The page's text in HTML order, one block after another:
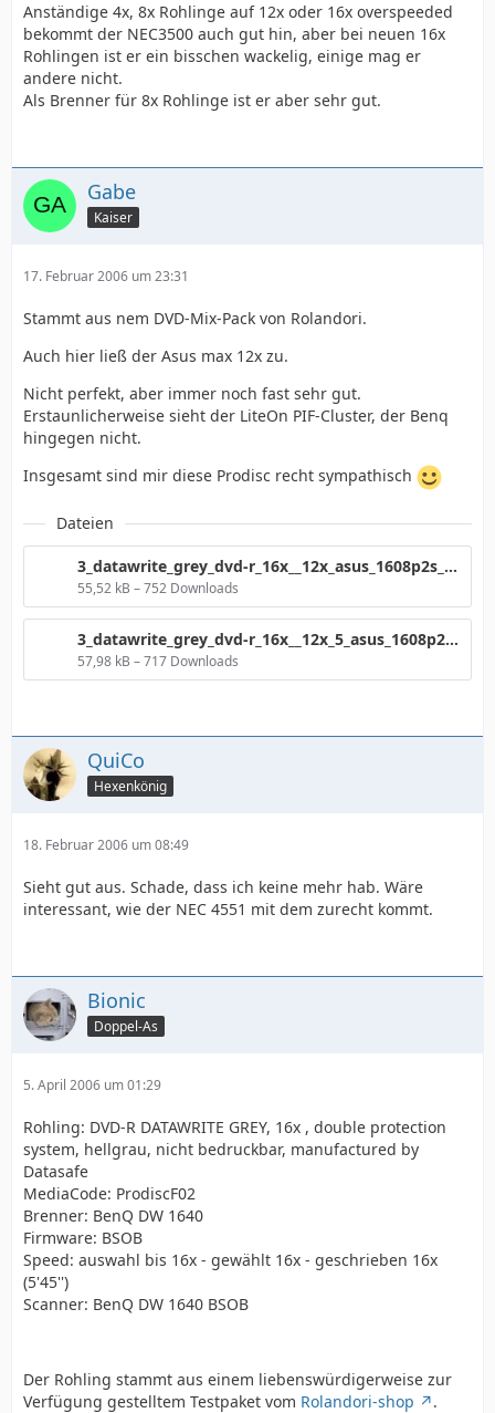
Anständige 4x, 8x Rohlinge auf 12x oder 16x overspeeded
bekommt der NEC3500 auch gut hin, aber bei neuen 16x
Rohlingen ist er ein bisschen wackelig, einige mag er
andere nicht.
Als Brenner für 8x Rohlinge ist er aber sehr gut.
Gabe
Kaiser
17. Februar 2006 um 23:31
Stammt aus nem DVD-Mix-Pack von Rolandori.
Auch hier ließ der Asus max 12x zu.
Nicht perfekt, aber immer noch fast sehr gut.
Erstaunlicherweise sieht der LiteOn PIF-Cluster, der Benq
hingegen nicht.
Insgesamt sind mir diese Prodisc recht sympathisch
Dateien
3_datawrite_grey_dvd-r_16x__12x_asus_1608p2s_1.37_l_396.png
55,52 kB – 752 Downloads
3_datawrite_grey_dvd-r_16x__12x_5_asus_1608p2s_1.37_b_288.png
57,98 kB – 717 Downloads
QuiCo
Hexenkönig
18. Februar 2006 um 08:49
Sieht gut aus. Schade, dass ich keine mehr hab. Wäre
interessant, wie der NEC 4551 mit dem zurecht kommt.
Bionic
Doppel-As
5. April 2006 um 01:29
Rohling: DVD-R DATAWRITE GREY, 16x , double protection
system, hellgrau, nicht bedruckbar, manufactured by
Datasafe
MediaCode: ProdiscF02
Brenner: BenQ DW 1640
Firmware: BSOB
Speed: auswahl bis 16x - gewählt 16x - geschrieben 16x
(5'45'')
Scanner: BenQ DW 1640 BSOB
Der Rohling stammt aus einem liebenswürdigerweise zur
Verfügung gestelltem Testpaket vom Rolandori-shop .